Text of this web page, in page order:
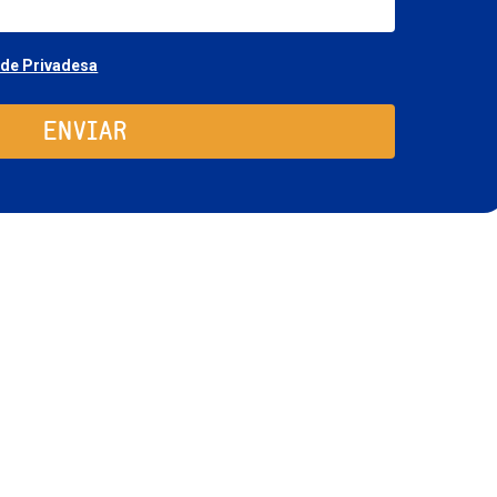
Consentimiento
Privadesa